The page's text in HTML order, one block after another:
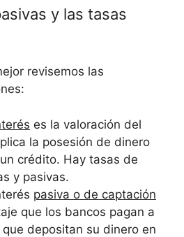
y las tasas
revisemos las
es la valoración del
la posesión de dinero
crédito. Hay tasas de
y pasivas.
pasiva o de captación
que los bancos pagan a
depositan su dinero en